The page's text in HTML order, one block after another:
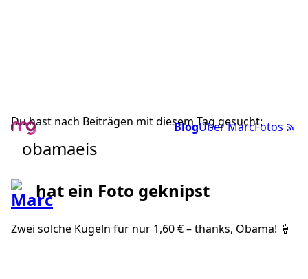
BlogÜber MarcFotos
Du hast nach Beiträgen mit diesem Tag gesucht:
obamaeis
hat ein Foto geknipst
Zwei solche Kugeln für nur 1,60 € – thanks, Obama! 🍦